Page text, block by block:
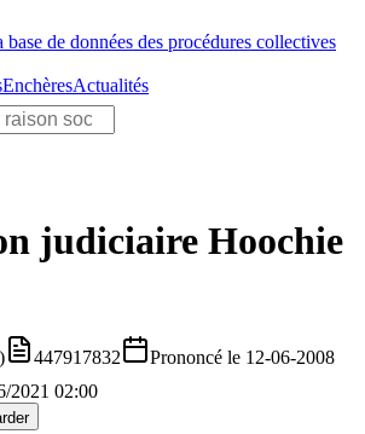
base de données des procédures collectives
EnchèresActualités
judiciaire Hoochie
447917832
Prononcé le 12-06-2008
2021 02:00